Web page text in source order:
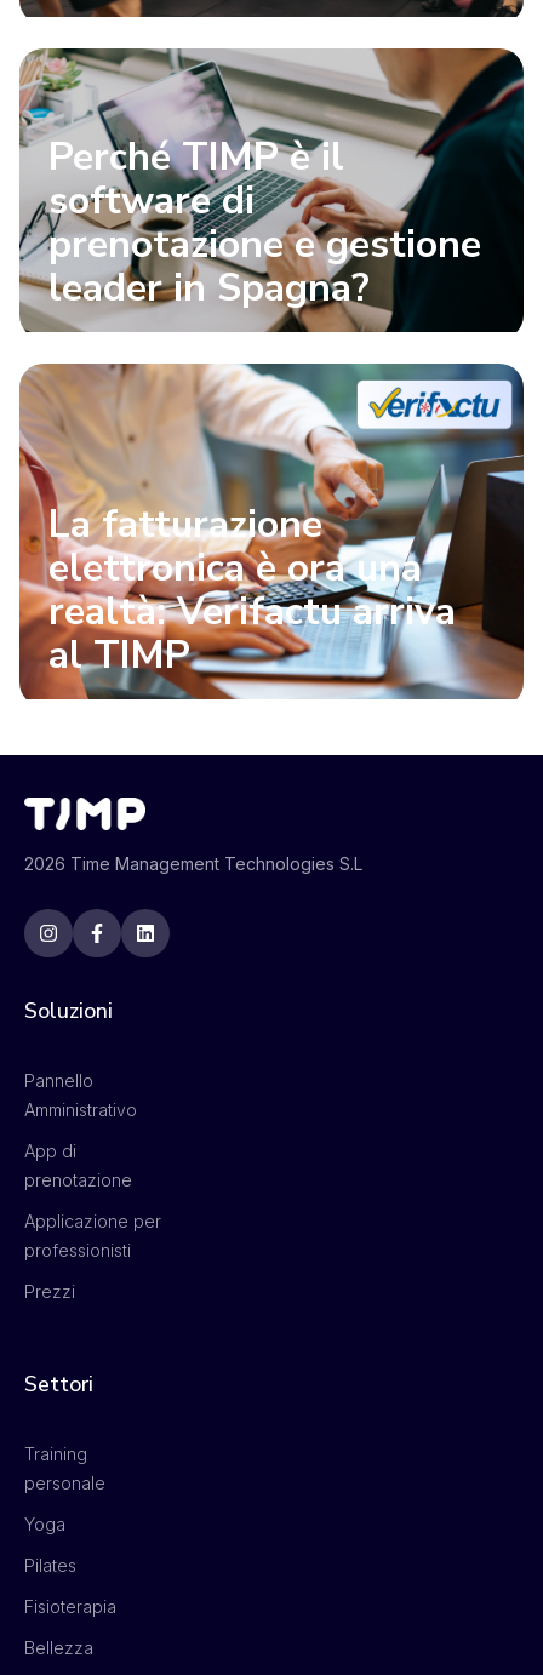
Perché TIMP è il
software di
prenotazione e gestione
leader in Spagna?
La fatturazione
elettronica è ora una
realtà: Verifactu arriva
al TIMP
2026 Time Management Technologies S.L
Soluzioni
Pannello
Amministrativo
App di
prenotazione
Applicazione per
professionisti
Prezzi
Settori
Training
personale
Yoga
Pilates
Fisioterapia
Bellezza